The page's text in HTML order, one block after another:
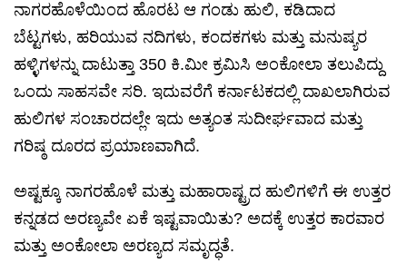
ನಾಗರಹೊಳೆಯಿಂದ ಹೊರಟ ಆ ಗಂಡು ಹುಲಿ, ಕಡಿದಾದ
ಬೆಟ್ಟಗಳು, ಹರಿಯುವ ನದಿಗಳು, ಕಂದಕಗಳು ಮತ್ತು ಮನುಷ್ಯರ
ಹಳ್ಳಿಗಳನ್ನು ದಾಟುತ್ತಾ 350 ಕಿ.ಮೀ ಕ್ರಮಿಸಿ ಅಂಕೋಲಾ ತಲುಪಿದ್ದು
ಒಂದು ಸಾಹಸವೇ ಸರಿ. ಇದುವರೆಗೆ ಕರ್ನಾಟಕದಲ್ಲಿ ದಾಖಲಾಗಿರುವ
ಹುಲಿಗಳ ಸಂಚಾರದಲ್ಲೇ ಇದು ಅತ್ಯಂತ ಸುದೀರ್ಘವಾದ ಮತ್ತು
ಗರಿಷ್ಠ ದೂರದ ಪ್ರಯಾಣವಾಗಿದೆ.
ಅಷ್ಟಕ್ಕೂ ನಾಗರಹೊಳೆ ಮತ್ತು ಮಹಾರಾಷ್ಟ್ರದ ಹುಲಿಗಳಿಗೆ ಈ ಉತ್ತರ
ಕನ್ನಡದ ಅರಣ್ಯವೇ ಏಕೆ ಇಷ್ಟವಾಯಿತು? ಅದಕ್ಕೆ ಉತ್ತರ ಕಾರವಾರ
ಮತ್ತು ಅಂಕೋಲಾ ಅರಣ್ಯದ ಸಮೃದ್ಧತೆ.